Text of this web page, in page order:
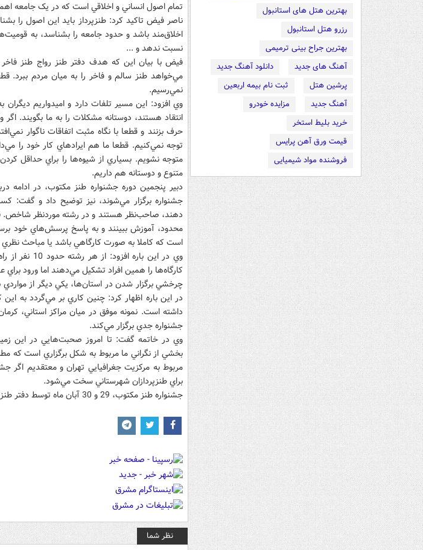
بهترین هتل های استانبول
رزرو هتل استانبول
بهترین جراح بینی ترمیمی
آهنگ های جدید
دانلود آهنگ جدید
پرشین هتل
ثبت نام بیمه اربعین
آهنگ جدید
مزایده خودرو
خرید بلیط استخر
قیمت ورق آهن پرایس
فروشنده مواد شیمیایی
تمام اصول انساني و اخلاقي است که در يک جامعه
ناصر فيض تاکيد کرد: طنزپرداز بايد اين اصول را
اخلاق‌مند باشد و حدود جامعه را بشناسد، به
نسبت ندهد و ...
فيض با بيان اين که هدف دفتر طنز رواج طنز
مي‌خواهد طنز سالم و فاخر را به ميان مردم ببرد.
نمي‌رسيم.
وي افزود: اين مسير تلفات دارد و اميدواريم ديگران
انتقاد هستند، دوستانه مشکلات را به ما بگويند.
حرف بزنند و قطعا با نگاه مثبت اتفاقات ناگوار
توجه نمي‌کنيم. قطعا ما هم ايرادهاي کار خود را
متوجه نشويم. بسياري از شيوه‌ها را براي حداقل کردن
متنوع و دوستانه هم داريم.
دبير پنجمين دوره جشنواره طنز مکتوب، در ادامه
جشنواره برگزار مي‌شوند، نيز توضيح داد و گفت:
دهند، صاحب‌نظر هستند و در رشته موردنظر شاخص.
محدود، آموزش ببينند و به پاسخ پرسش‌هاي خود
است که کاملا به صورت کارگاهي باشد يا مباحث
وي در اين
کارگاه‌ها را همين افراد تشکيل مي‌دهند اما ورود
چرخشي برگزار شدن در استان‌ها، يکي ديگر از
در اين باره اظهار کرد: چنين کاري بر مي‌گردد به
داشته است. نمونه موفق در ميان مراکز استاني،
جشنواره جدي برگزار مي‌کند.
وي در خاتمه گفت: تا امروز صحبت‌هايي در اين
بخشي از نگراني ما مربوط به شکل برگزاري است که
مربوط به مرکزيت جغرافيايي تهران و معتقديم اگر
براي طنزپردازان شهرستاني سخت مي‌شود.
جشنواره طنز مکتوب، 29 و 30 آبان ماه توسط دفتر طنز حوزه هنري برگزار مي‌شود.
نظر شما